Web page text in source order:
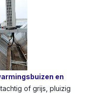
en
of grijs, pluizig